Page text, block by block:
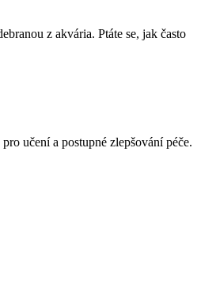
z akvária. Ptáte se, jak často
učení a postupné zlepšování péče.